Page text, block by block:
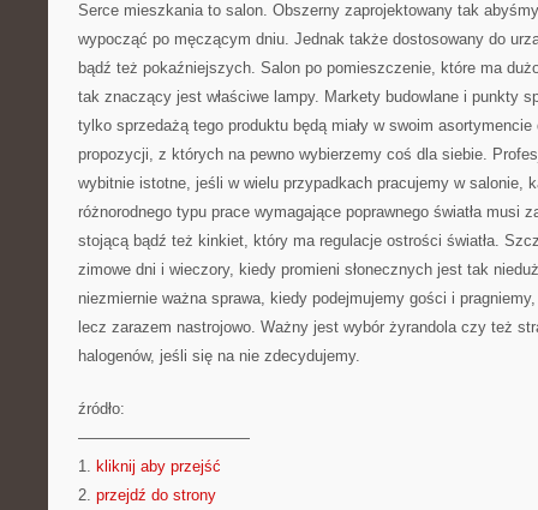
Serce mieszkania to salon. Obszerny zaprojektowany tak
wypocząć po męczącym dniu. Jednak także dostosowany do
bądź też pokaźniejszych. Salon po pomieszczenie, które ma
tak znaczący jest właściwe lampy. Markety budowlane i punkty
tylko sprzedażą tego produktu będą miały w swoim
propozycji, z których na pewno wybierzemy coś dla siebie.
wybitnie istotne, jeśli w wielu przypadkach pracujemy w salonie,
różnorodnego typu prace wymagające poprawnego światła musi
stojącą bądź też kinkiet, który ma regulacje ostrości światła.
zimowe dni i wieczory, kiedy promieni słonecznych jest tak
niezmiernie ważna sprawa, kiedy podejmujemy gości i
lecz zarazem nastrojowo. Ważny jest wybór żyrandola czy też
halogenów, jeśli się na nie zdecydujemy.
źródło:
———————————
1. kliknij aby przejść
2. przejdź do strony